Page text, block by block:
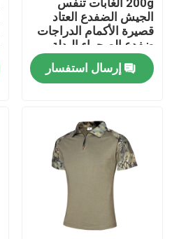
مراقبة الجودة
اتصل بنا
الزي العسكري القتالي
زي التمويه العسكري
درع عسكري باليستي
200g الغابات تنفس
الجيش الضفدع العتاد
قصيرة الأكمام الدراجات
ضفدع الصحراء البدلة
إرسال استفسار